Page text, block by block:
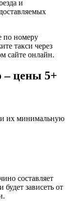
и
по номеру
такси через
сайте онлайн.
– цены 5+
и их минимальную
составляет
зависеть от